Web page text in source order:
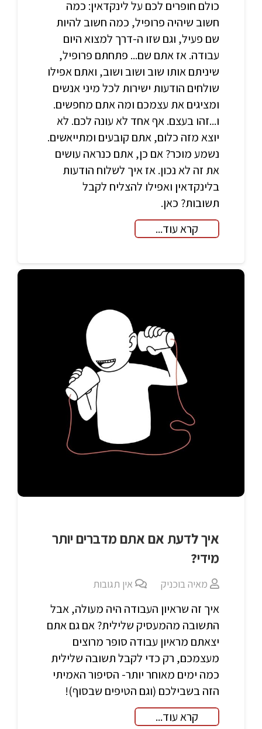
כולם חופרים לכם על לינקדאין: כמה
חשוב שיהיה פרופיל, כמה חשוב להיות
שם פעיל, וגם שזו ה-דרך למצוא היום
עבודה. אז אתם שם... פתחתם פרופיל,
שיניתם אותו שוב ושוב ושוב, ואתם אפילו
שולחים הודעות ישירות לכל מיני אנשים
ומציגים את עצמכם ומה אתם מחפשים.
ו...זהו בעצם. אף אחד לא עונה לכם. לא
יוצא מזה כלום, אתם קובעים ומתייאשים.
נשמע מוכר? אם כן, אתם כנראה עושים
את זה לא נכון. אז איך לשלוח הודעות
בלינקדאין ואפילו להצליח לקבל
תשובות? כאן.
קרא עוד...
איך לדעת אם אתם מדברים יותר
מידי?
מאיה בוכניק אין תגובות
איך זה שראיון העבודה היה מעולה, אבל
התשובה מהמעסיק שלילית? אם גם אתם
יצאתם מראיון עבודה סופר מרוצים
מעצמכם, רק כדי לקבל תשובה שלילית
כמה ימים מאוחר יותר- הסיפור האמיתי
הזה בשבילכם (וגם הטיפים שבסוף)!
קרא עוד...